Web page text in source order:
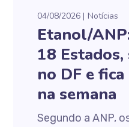
04/08/2026 Notícias
Etanol/
18 Estados,
no DF e
na semana
Segundo a ANP,